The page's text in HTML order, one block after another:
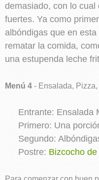
demasiado, con lo
fuertes. Ya como
albóndigas que en
rematar la comida,
una estupenda leche
Menú 4 - Ensalada,
Entrante: Ensalada
Primero: Una
Segundo:
Postre: Bizcocho de